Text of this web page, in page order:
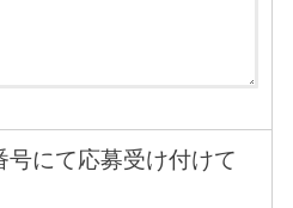
号にて応募受け付けて